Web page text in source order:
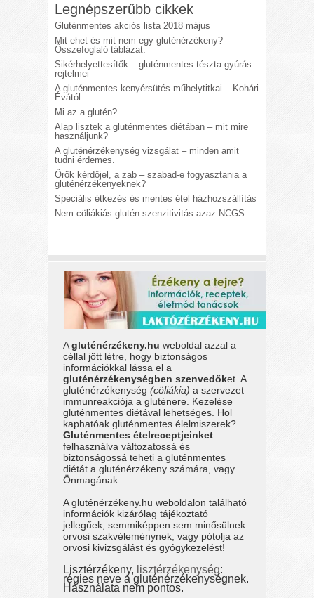
Legnépszerűbb cikkek
Gluténmentes akciós lista 2018 május
Mit ehet és mit nem egy gluténérzékeny?
Összefoglaló táblázat.
Sikérhelyettesítők – gluténmentes tészta gyúrás
rejtelmei
A gluténmentes kenyérsütés műhelytitkai – Kohári
Évától
Mi az a glutén?
Alap lisztek a gluténmentes diétában – mit mire
használjunk?
A gluténérzékenység vizsgálat – minden amit
tudni érdemes.
Örök kérdőjel, a zab – szabad-e fogyasztania a
gluténérzékenyeknek?
Speciális étkezés és mentes étel házhozszállítás
Nem cöliákiás glutén szenzitivitás azaz NCGS
Agluténérzékeny.hu weboldal azzal a
céllal jött létre, hogy biztonságos
információkkal lássa el a
gluténérzékenységben szenvedőket. A
gluténérzékenység(cöliákia) a szervezet
immunreakciója a gluténere. Kezelése
gluténmentes diétával lehetséges. Hol
kaphatóak gluténmentes élelmiszerek?
Gluténmentes ételreceptjeinket
felhasználva változatossá és
biztonságossá teheti a gluténmentes
diétát a gluténérzékeny számára, vagy
Önmagának.
A gluténérzékeny.hu weboldalon található
információk kizárólag tájékoztató
jellegűek, semmiképpen sem minősülnek
orvosi szakvéleménynek, vagy pótolja az
orvosi kivizsgálást és gyógykezelést!
Lisztérzékeny, lisztérzékenység:
régies neve a gluténérzékenységnek.
Használata nem pontos.